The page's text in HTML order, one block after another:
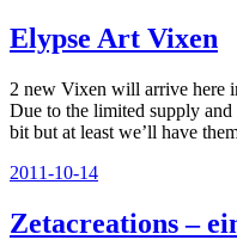
Elypse Art Vixen
2 new Vixen will arrive here
Due to the limited supply and
bit but at least we’ll have
Veröffentlicht
2011-10-14
Zetacreations –